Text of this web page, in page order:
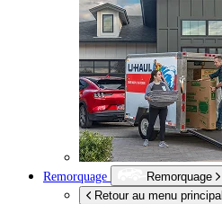
Remorquage
Remorquage
Retour au menu principal